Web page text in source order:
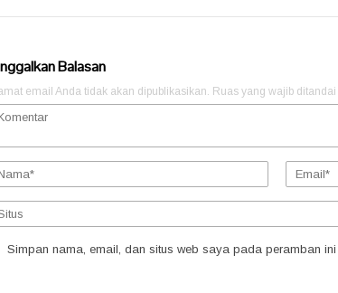
Balasan
email Anda tidak akan dipublikasikan. Ruas yang wajib ditandai
Simpan nama, email, dan situs web saya pada peramban